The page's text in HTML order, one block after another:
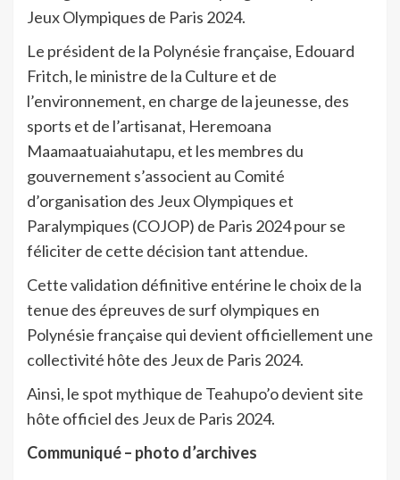
Jeux Olympiques de Paris 2024.
Le président de la Polynésie française, Edouard
Fritch, le ministre de la Culture et de
l’environnement, en charge de la jeunesse, des
sports et de l’artisanat, Heremoana
Maamaatuaiahutapu, et les membres du
gouvernement s’associent au Comité
d’organisation des Jeux Olympiques et
Paralympiques (COJOP) de Paris 2024 pour se
féliciter de cette décision tant attendue.
Cette validation définitive entérine le choix de la
tenue des épreuves de surf olympiques en
Polynésie française qui devient officiellement une
collectivité hôte des Jeux de Paris 2024.
Ainsi, le spot mythique de Teahupo’o devient site
hôte officiel des Jeux de Paris 2024.
Communiqué – photo d’archives